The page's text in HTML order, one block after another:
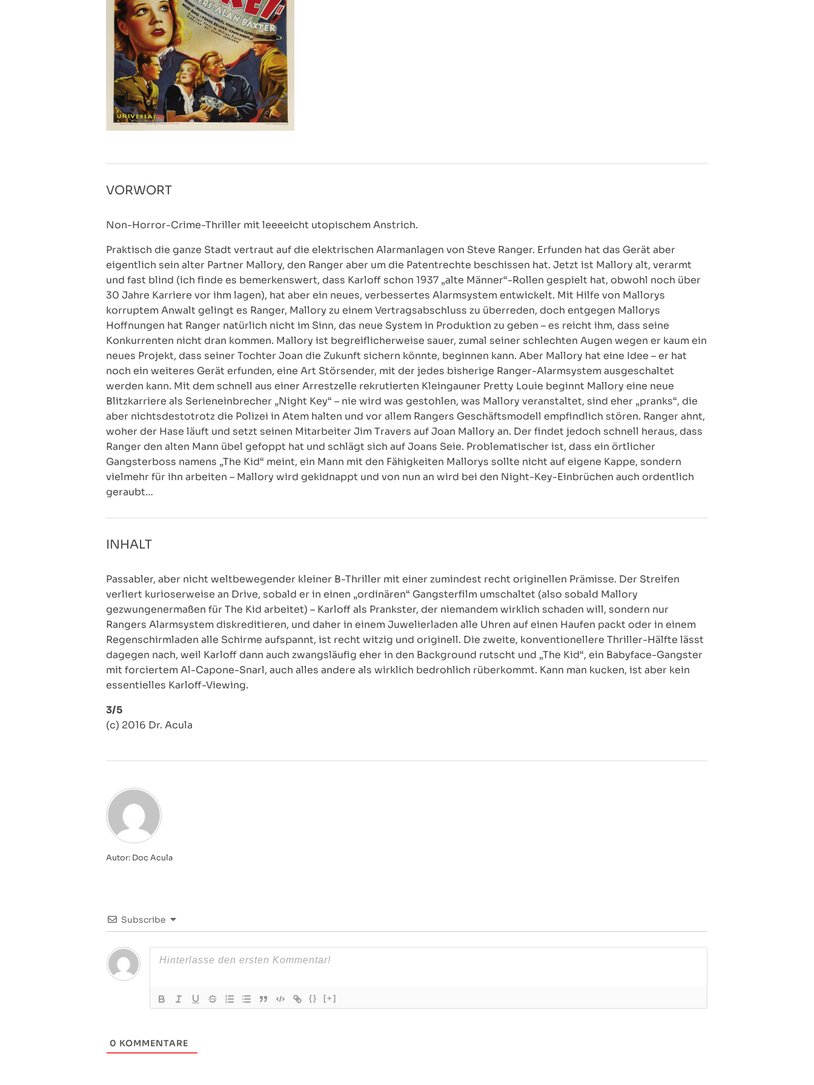
VORWORT
Non-Horror-Crime-Thriller mit leeeeicht utopischem Anstrich.
Praktisch die ganze Stadt vertraut auf die elektrischen Alarmanlagen von Steve Ranger. Erfunden hat das Gerät aber
eigentlich sein alter Partner Mallory, den Ranger aber um die Patentrechte beschissen hat. Jetzt ist Mallory alt, verarmt
und fast blind (ich finde es bemerkenswert, dass Karloff schon 1937 „alte Männer“-Rollen gespielt hat, obwohl noch über
30 Jahre Karriere vor ihm lagen), hat aber ein neues, verbessertes Alarmsystem entwickelt. Mit Hilfe von Mallorys
korruptem Anwalt gelingt es Ranger, Mallory zu einem Vertragsabschluss zu überreden, doch entgegen Mallorys
Hoffnungen hat Ranger natürlich nicht im Sinn, das neue System in Produktion zu geben – es reicht ihm, dass seine
Konkurrenten nicht dran kommen. Mallory ist begreiflicherweise sauer, zumal seiner schlechten Augen wegen er kaum ein
neues Projekt, dass seiner Tochter Joan die Zukunft sichern könnte, beginnen kann. Aber Mallory hat eine Idee – er hat
noch ein weiteres Gerät erfunden, eine Art Störsender, mit der jedes bisherige Ranger-Alarmsystem ausgeschaltet
werden kann. Mit dem schnell aus einer Arrestzelle rekrutierten Kleingauner Pretty Louie beginnt Mallory eine neue
Blitzkarriere als Serieneinbrecher „Night Key“ – nie wird was gestohlen, was Mallory veranstaltet, sind eher „pranks“, die
aber nichtsdestotrotz die Polizei in Atem halten und vor allem Rangers Geschäftsmodell empfindlich stören. Ranger ahnt,
woher der Hase läuft und setzt seinen Mitarbeiter Jim Travers auf Joan Mallory an. Der findet jedoch schnell heraus, dass
Ranger den alten Mann übel gefoppt hat und schlägt sich auf Joans Seie. Problematischer ist, dass ein örtlicher
Gangsterboss namens „The Kid“ meint, ein Mann mit den Fähigkeiten Mallorys sollte nicht auf eigene Kappe, sondern
vielmehr für ihn arbeiten – Mallory wird gekidnappt und von nun an wird bei den Night-Key-Einbrüchen auch ordentlich
geraubt…
INHALT
Passabler, aber nicht weltbewegender kleiner B-Thriller mit einer zumindest recht originellen Prämisse. Der Streifen
verliert kurioserweise an Drive, sobald er in einen „ordinären“ Gangsterfilm umschaltet (also sobald Mallory
gezwungenermaßen für The Kid arbeitet) – Karloff als Prankster, der niemandem wirklich schaden will, sondern nur
Rangers Alarmsystem diskreditieren, und daher in einem Juwelierladen alle Uhren auf einen Haufen packt oder in einem
Regenschirmladen alle Schirme aufspannt, ist recht witzig und originell. Die zweite, konventionellere Thriller-Hälfte lässt
dagegen nach, weil Karloff dann auch zwangsläufig eher in den Background rutscht und „The Kid“, ein Babyface-Gangster
mit forciertem Al-Capone-Snarl, auch alles andere als wirklich bedrohlich rüberkommt. Kann man kucken, ist aber kein
essentielles Karloff-Viewing.
3/5
(c) 2016 Dr. Acula
Autor: Doc Acula
Subscribe
{} [+]
0 KOMMENTARE